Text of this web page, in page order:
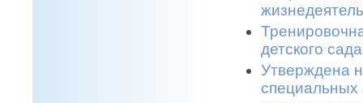
детского
Утверждена
специальных